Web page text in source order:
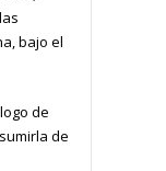
bajo el
de
de